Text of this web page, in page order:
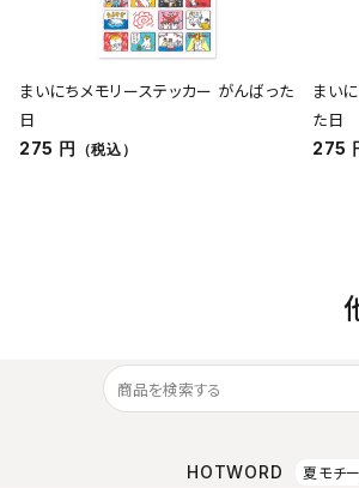
まいにちメモリーステッカー がんばった
日
275 円 （税込）
まい
た日
275
HOTWORD 夏モチ